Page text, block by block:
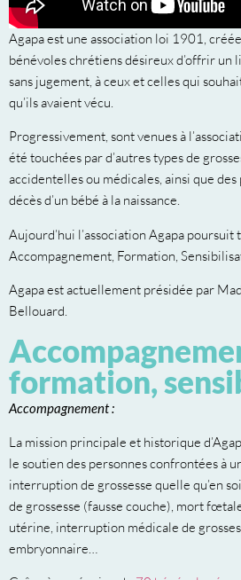
Agapa est une association loi 1901,
bénévoles chrétiens désireux d’offrir un
sans jugement, à ceux et celles qui
qu’ils avaient vécu.
Progressivement, sont venues à
été touchées par d’autres types de
accidentelles ou médicales, ainsi que
décès d’un bébé à la naissance.
Aujourd’hui l’association Agapa poursuit
Accompagnement, Formation,
Agapa est actuellement présidée par
Bellouard.
formation,
Accompagnement :
La mission principale et historique
le soutien des personnes confrontées à
interruption de grossesse quelle qu’en
de grossesse (fausse couche), mort
utérine, interruption médicale de
embryonnaire…